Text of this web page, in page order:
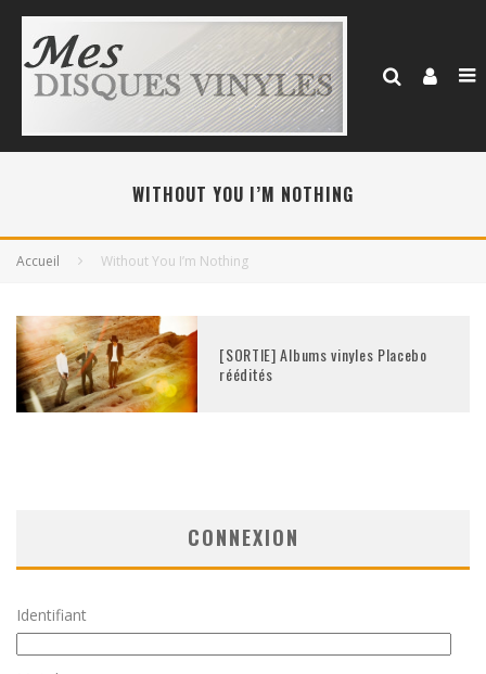
WITHOUT YOU I’M NOTHING
Accueil Without You I’m Nothing
[SORTIE] Albums vinyles Placebo
réédités
CONNEXION
Identifiant